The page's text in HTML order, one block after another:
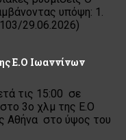
υπόψη: 1.
29.06.2026)
Ε.Ο Ιωαννίνων
τις 15:00 σε
3ο χλμ της Ε.Ο
Αθήνα στο ύψος του